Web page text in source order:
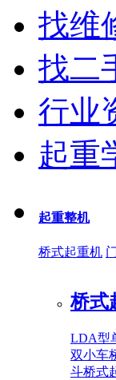
找维
找二
行业
起重
起重整机
桥式起重机
桥式
LDA型
双小车
斗桥式